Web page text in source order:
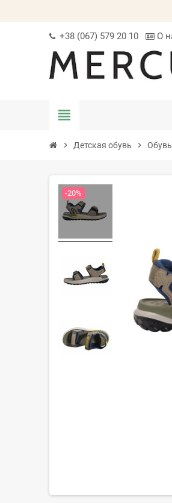
+38 (067) 579 20 10 О
view_headline
chevron_right Детская обувь chevron_right
-20%